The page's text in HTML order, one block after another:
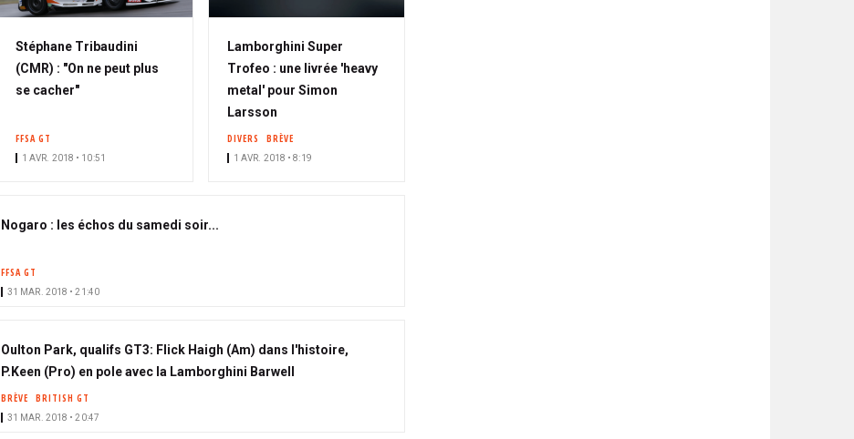
Stéphane Tribaudini
(CMR) : "On ne peut plus
se cacher"
FFSA GT
1 AVR. 2018 • 10:51
Lamborghini Super
Trofeo : une livrée 'heavy
metal' pour Simon
Larsson
DIVERS BRÈVE
1 AVR. 2018 • 8:19
Nogaro : les échos du samedi soir...
FFSA GT
31 MAR. 2018 • 21:40
Oulton Park, qualifs GT3: Flick Haigh (Am) dans l'histoire,
P.Keen (Pro) en pole avec la Lamborghini Barwell
BRÈVE BRITISH GT
31 MAR. 2018 • 20:47